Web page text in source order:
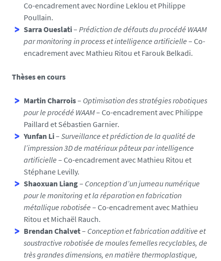
Co-encadrement avec Nordine Leklou et Philippe
Poullain.
Sarra Oueslati– Prédiction de défauts du procédé WAAM
par monitoring in process et intelligence artificielle – Co-
encadrement avec Mathieu Ritou et Farouk Belkadi.
Thèses en cours
Martin Charrois– Optimisation des stratégies robotiques
pour le procédé WAAM– Co-encadrement avec Philippe
Paillard et Sébastien Garnier.
Yunfan Li– Surveillance et prédiction de la qualité de
l’impression 3D de matériaux pâteux par intelligence
artificielle – Co-encadrement avec Mathieu Ritou et
Stéphane Levilly.
Shaoxuan Liang– Conception d’un jumeau numérique
pour le monitoring et la réparation en fabrication
métallique robotisée – Co-encadrement avec Mathieu
Ritou et Michaël Rauch.
Brendan Chalvet– Conception et fabrication additive et
soustractive robotisée de moules femelles recyclables, de
très grandes dimensions, en matière thermoplastique,